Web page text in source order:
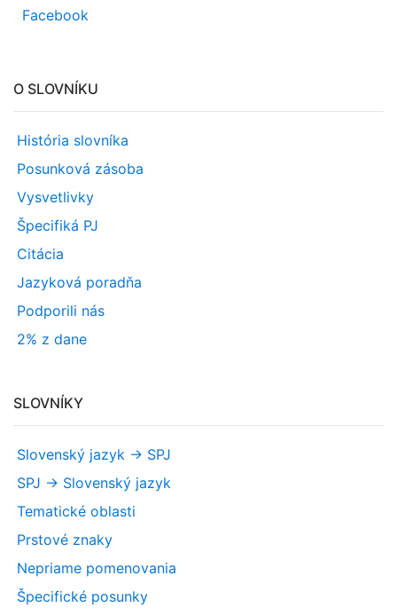
Facebook
O SLOVNÍKU
História slovníka
Posunková zásoba
Vysvetlivky
Špecifiká PJ
Citácia
Jazyková poradňa
Podporili nás
2% z dane
SLOVNÍKY
Slovenský jazyk -> SPJ
SPJ -> Slovenský jazyk
Tematické oblasti
Prstové znaky
Nepriame pomenovania
Špecifické posunky